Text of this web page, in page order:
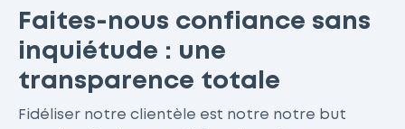
Faites-nous confiance sans
inquiétude : une
transparence totale
Fidéliser notre clientèle est notre notre but